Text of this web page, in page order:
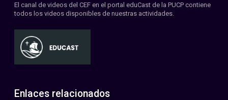
El canal de videos del CEF en el portal eduCast de la PUCP contiene
todos los videos disponibles de nuestras actividades.
Enlaces relacionados